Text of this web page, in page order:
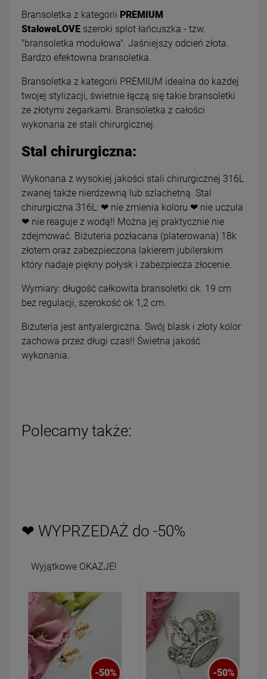
Bransoletka z kategorii PREMIUM
StaloweLOVE szeroki splot łańcuszka - tzw.
"bransoletka modułowa". Jaśniejszy odcień złota.
Bardzo efektowna bransoletka.
Bransoletka z kategorii PREMIUM idealna do każdej
twojej stylizacji, świetnie łączą się takie bransoletki
ze złotymi zegarkami. Bransoletka z całości
wykonana ze stali chirurgicznej.
Stal chirurgiczna:
Wykonana z wysokiej jakości stali chirurgicznej 316L
zwanej także nierdzewną lub szlachetną. Stal
chirurgiczna 316L: ❤ nie zmienia koloru ❤ nie uczula
❤ nie reaguje z wodą!! Można jej praktycznie nie
zdejmować. Biżuteria pozłacana (platerowana) 18k
złotem oraz zabezpieczona lakierem jubilerskim
który nadaje piękny połysk i zabezpiecza złocenie.
Wymiary: długość całkowita bransoletki ok. 19 cm
bez regulacji, szerokość ok 1,2 cm.
Biżuteria jest antyalergiczna. Swój blask i złoty kolor
zachowa przez długi czas!! Świetna jakość
wykonania.
Polecamy także:
❤ WYPRZEDAŻ do -50%
Wyjątkowe OKAZJE!
-50% -50%